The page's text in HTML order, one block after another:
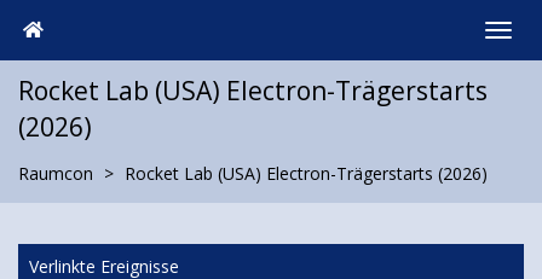
Rocket Lab (USA) Electron-Trägerstarts
(2026)
Raumcon Rocket Lab (USA) Electron-Trägerstarts (2026)
Verlinkte Ereignisse